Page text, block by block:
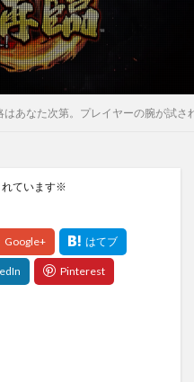
はあなた次第。プレイヤーの腕が試さ
れています※